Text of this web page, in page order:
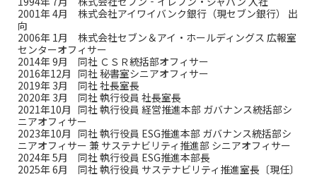
2001年 4月 株式会社アイワイバンク銀行（現セブン銀行） 出
向
2006年 1月 株式会社セブン＆アイ・ホールディングス 広報室
センターオフィサー
2014年 9月 同社 ＣＳＲ統括部オフィサー
2016年12月 同社 秘書室シニアオフィサー
2019年 3月 同社 社長室長
2020年 3月 同社 執行役員 社長室長
2021年10月 同社 執行役員 経営推進本部 ガバナンス統括部シ
ニアオフィサー
2023年10月 同社 執行役員 ESG推進本部 ガバナンス統括部シ
ニアオフィサー 兼 サステナビリティ推進部 シニアオフィサー
2024年 5月 同社 執行役員 ESG推進本部長
2025年 6月 同社 執行役員 サステナビリティ推進室長〔現任〕